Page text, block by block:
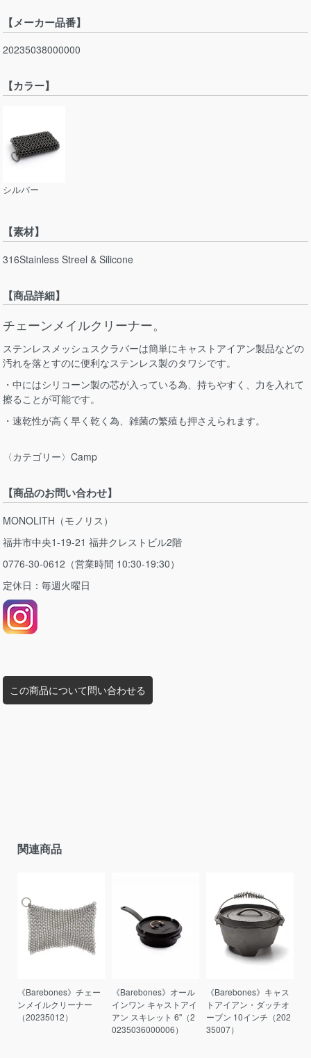
【メーカー品番】
20235038000000
【カラー】
シルバー
【素材】
316Stainless Streel & Silicone
【商品詳細】
チェーンメイルクリーナー。
ステンレスメッシュスクラバーは簡単にキャストアイアン製品などの
汚れを落とすのに便利なステンレス製のタワシです。
・中にはシリコーン製の芯が入っている為、持ちやすく、力を入れて
擦ることが可能です。
・速乾性が高く早く乾く為、雑菌の繁殖も押さえられます。
〈カテゴリー〉Camp
【商品のお問い合わせ】
MONOLITH（モノリス）
福井市中央1-19-21 福井クレストビル2階
0776-30-0612（営業時間 10:30-19:30）
定休日：毎週火曜日
この商品について問い合わせる
関連商品
《Barebones》チェー
ンメイルクリーナー
（20235012）
《Barebones》オール
インワン キャストアイ
アン スキレット 6''（2
0235036000006）
《Barebones》キャス
トアイアン・ダッチオ
ーブン 10インチ（202
35007）